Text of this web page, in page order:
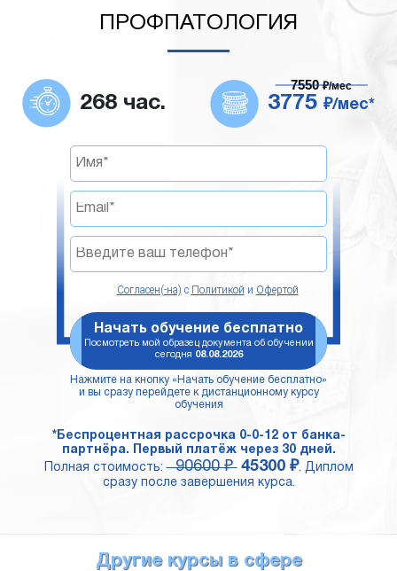
ПРОФПАТОЛОГИЯ
268 час. 3775 ₽/мес*
7550₽/мес
Согласен(-на) с Политикой и Офертой
Начать обучение бесплатно
Посмотреть мой образец документа об обучении
сегодня 08.08.2026
Нажмите на кнопку «Начать обучение бесплатно»
и вы сразу перейдете к дистанционному курсу
обучения
*Беспроцентная рассрочка 0-0-12 от банка-
партнёра. Первый платёж через 30 дней.
Полная стоимость:90600 ₽ 45300 ₽. Диплом
сразу после завершения курса.
Другие курсы в сфере